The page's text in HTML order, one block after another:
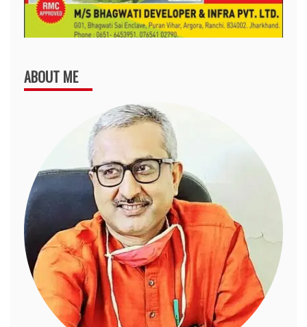
ABOUT ME